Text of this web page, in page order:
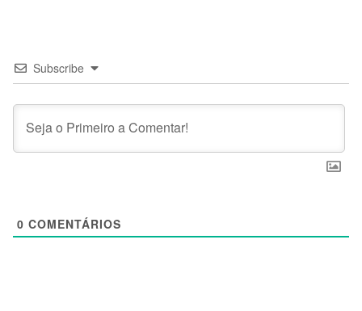
Subscribe
0 COMENTÁRIOS